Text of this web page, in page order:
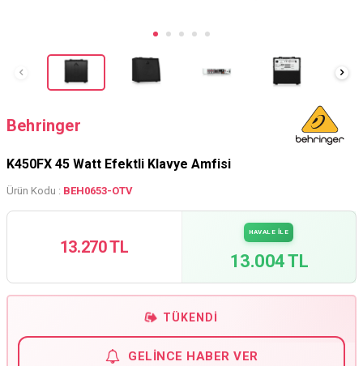
Behringer
K450FX 45 Watt Efektli Klavye Amfisi
Ürün Kodu : BEH0653-OTV
13.270 TL
HAVALE İLE
13.004 TL
TÜKENDI
GELINCE HABER VER